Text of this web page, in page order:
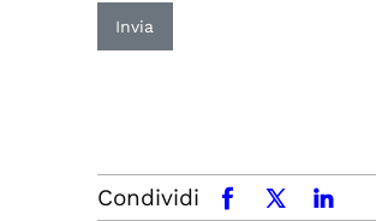
Invia
Condividi facebookx.comlinkedin